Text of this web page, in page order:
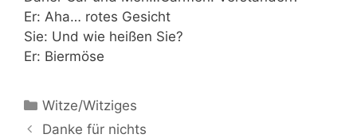
Er: Aha… rotes Gesicht
Sie: Und wie heißen Sie?
Er: Biermöse
Kategorien
Witze/Witziges
Danke für nichts